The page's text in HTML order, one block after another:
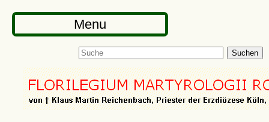
Menu
Suchen